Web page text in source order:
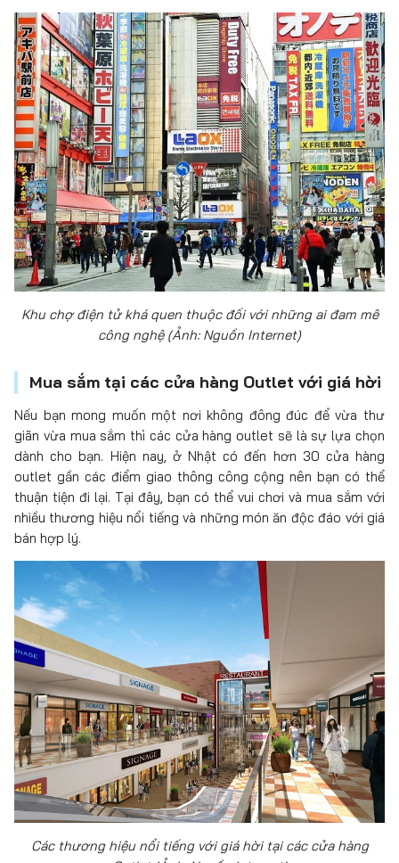
Khu chợ điện tử khá quen thuộc đối với những ai đam mê
công nghệ (Ảnh: Nguồn Internet)
Mua sắm tại các cửa hàng Outlet với giá hời
Nếu bạn mong muốn một nơi không đông đúc để vừa thư
giãn vừa mua sắm thì các cửa hàng outlet sẽ là sự lựa chọn
dành cho bạn. Hiện nay, ở Nhật có đến hơn 30 cửa hàng
outlet gần các điểm giao thông công cộng nên bạn có thể
thuận tiện đi lại. Tại đây, bạn có thể vui chơi và mua sắm với
nhiều thương hiệu nổi tiếng và những món ăn độc đáo với giá
bán hợp lý.
Các thương hiệu nổi tiếng với giá hời tại các cửa hàng